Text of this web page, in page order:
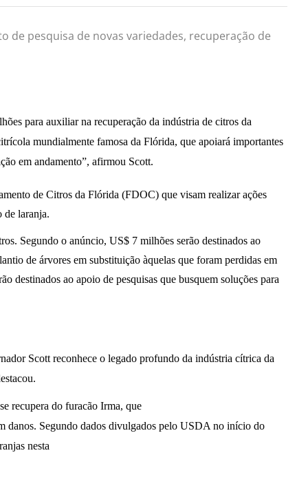
de pesquisa de novas variedades, recuperação de
para auxiliar na recuperação da indústria de citros da
mundialmente famosa da Flórida, que apoiará importantes
em andamento”, afirmou Scott.
de Citros da Flórida (FDOC) que visam realizar ações
de laranja.
Segundo o anúncio, US$ 7 milhões serão destinados ao
de árvores em substituição àquelas que foram perdidas em
destinados ao apoio de pesquisas que busquem soluções para
Scott reconhece o legado profundo da indústria cítrica da
recupera do furacão Irma, que
danos. Segundo dados divulgados pelo USDA no início do
nesta